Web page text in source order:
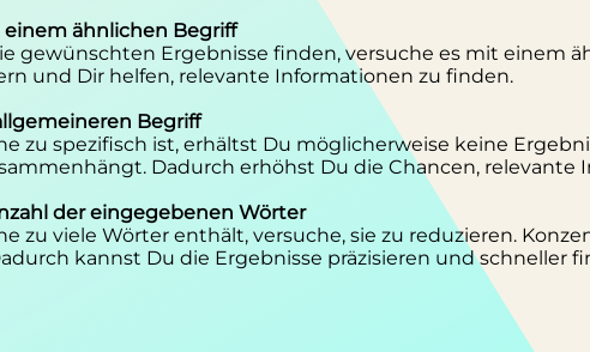
einem ähnlichen Begriff
gewünschten Ergebnisse finden, versuche es mit einem
und Dir helfen, relevante Informationen zu finden.
Begriff
zu spezifisch ist, erhältst Du möglicherweise keine
Dadurch erhöhst Du die Chancen, relevante
der eingegebenen Wörter
zu viele Wörter enthält, versuche, sie zu reduzieren.
kannst Du die Ergebnisse präzisieren und schneller